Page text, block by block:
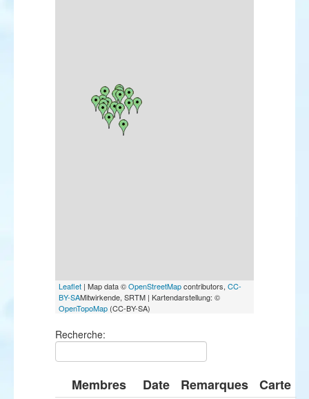
Leaflet | Map data ©OpenStreetMapcontributors, CC-
BY-SAMitwirkende, SRTM | Kartendarstellung: ©
OpenTopoMap (CC-BY-SA)
Recherche:
Membres Date Remarques
Carte